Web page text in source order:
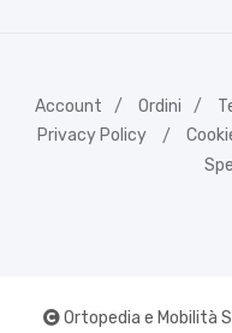
Account Ordini
Privacy Policy
Ortopedia e Mobilità